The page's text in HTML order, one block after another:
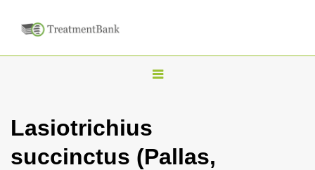
T
g
l
Lasiotrichius
succinctus (Pallas,